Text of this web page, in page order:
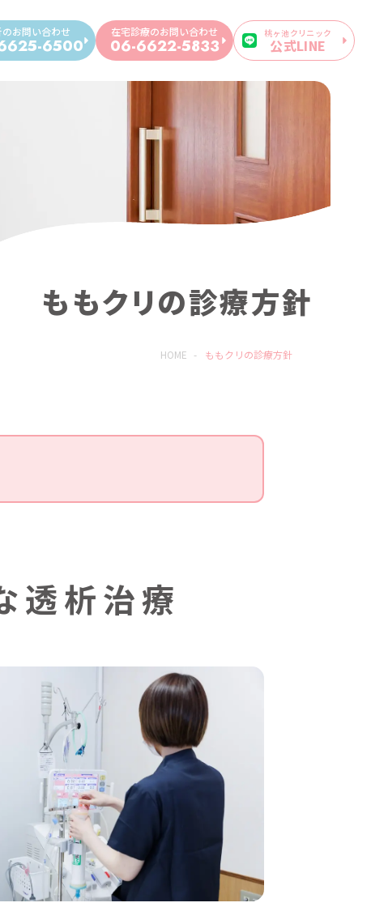
お問い合わせ
6500
在宅診療のお問い合わせ
06-6622-5833
桃ヶ池クリニック
公式LINE
ももクリの診療⽅針
HOME - ももクリの診療⽅針
透析治療